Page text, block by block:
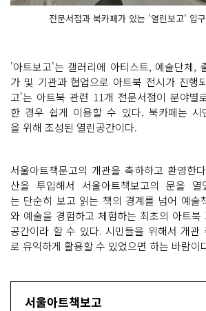
전문서점과 북카페가 있는 '열린보고' 입
'아트보고'는 갤러리에 아티스트, 예술단체,
가 및 기관과 협업으로 아트북 전시가 진행
고'는 아트북 관련 11개 전문서점이 분야별
한 경우 쉽게 이용할 수 있다. 북카페는 시
을 위해 조성된 열린공간이다.
서울아트책문고의 개관을 축하하고 환영한
산을 투입해서 서울아트책보고의 문을 열
는 단순히 보고 읽는 책의 경계를 넘어 예술
와 예술을 경험하고 체험하는 최초의 아트
공간이라 할 수 있다. 시민들을 위해서 개관
로 유익하게 활용할 수 있었으면 하는 바람이
서울아트책보고